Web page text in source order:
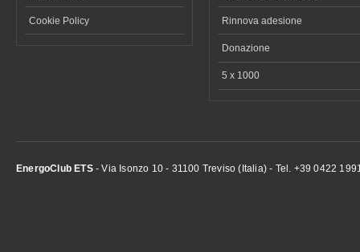
Cookie Policy Rinnova adesione
Donazione
5 x 1000
EnergoClub ETS- Via Isonzo 10 - 31100 Treviso (Italia) - Tel. +39 0422